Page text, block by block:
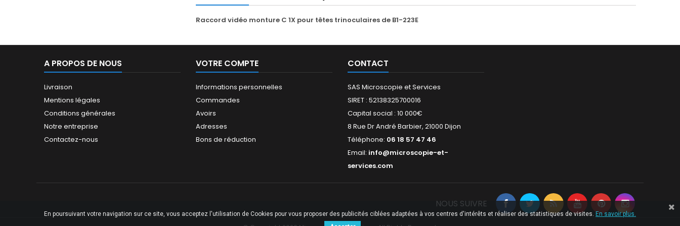
Raccord vidéo monture C 1X pour têtes trinoculaires de B1-223E
A PROPOS DE NOUS
Livraison
Mentions légales
Conditions générales
Notre entreprise
Contactez-nous
VOTRE COMPTE
Informations personnelles
Commandes
Avoirs
Adresses
Bons de réduction
CONTACT
SAS Microscopie et Services
SIRET : 52138325700016
Capital social : 10 000€
8 Rue Dr André Barbier, 21000 Dijon
Téléphone: 06 18 57 47 46
Email: info@microscopie-et-
services.com
NOUS SUIVRE
En poursuivant votre navigation sur ce site, vous acceptez l'utilisation de Cookies pour vous proposer des publicités ciblées adaptées à vos centres d'intérêts et réaliser des statistiques de visites. En savoir plus.